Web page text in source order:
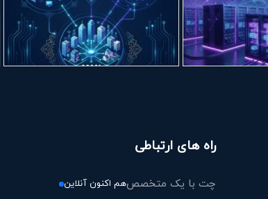
راه های ارتباطی
چت با یک متخصصهم اکنون آنلاین